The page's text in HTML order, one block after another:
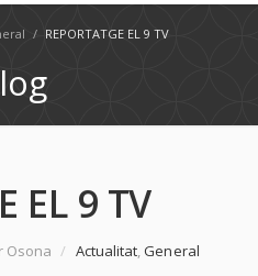
/ REPORTATGE EL 9 TV
EL 9 TV
Osona / Actualitat,General